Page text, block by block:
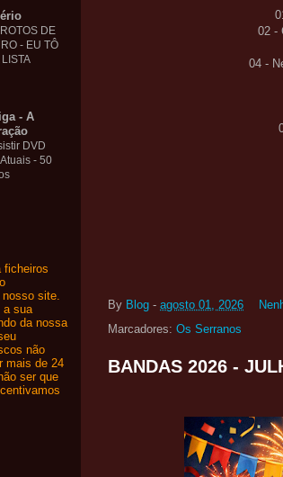
02 -
04 -
By Blog - agosto 01, 2026
Marcadores: Os Serranos
BANDAS 2026 -
DE
- EU TÔ
LISTA
- A
DVD
- 50
ficheiros
site.
a sua
da nossa
não
mais de 24
ser que